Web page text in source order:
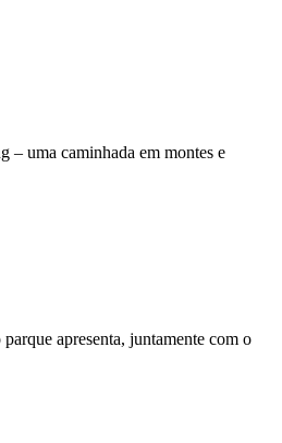
– uma caminhada em montes e
apresenta, juntamente com o